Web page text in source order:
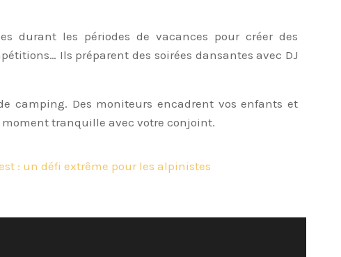
durant les périodes de vacances pour créer des
Ils préparent des soirées dansantes avec DJ
camping. Des moniteurs encadrent vos enfants et
tranquille avec votre conjoint.
: un défi extrême pour les alpinistes